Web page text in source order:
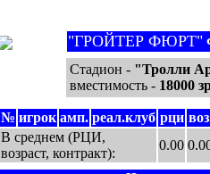
"ГРОЙТЕР ФЮРТ"
Стадион - "Тролли
вместимость - 18000
№ игрок амп. реал.клуб рци
В среднем (РЦИ,
возраст, контракт):
0.00